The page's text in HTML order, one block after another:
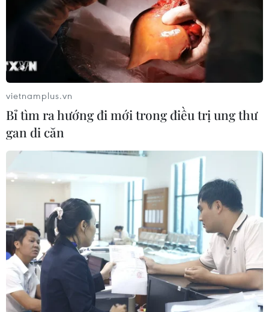
Mỹ không kích hàng
chục mục tiêu quân sự ở
miền Nam Iran với quy
mô cực lớn
Một quan chức Mỹ cho
biết Bộ Tư lệnh Trung tâm
Mỹ (CENTCOM) đã tiến
hành một đợt không kích
dữ dội nhằm vào hàng
chục mục tiêu quân sự ở
miền Nam Iran với quy mô
lớn gấp 2 lần đợt không
kích trước đó.
NGHE
Iran tuyên bố bắn nổ
dàn tiêm kích tàng hình
F-35 của Mỹ tại Jordan
Ngày 30/7, IRGC tuyên bố
phá hủy 3 tiêm kích F-35
trả đũa các đòn không
kích trước đó, trong khi
quân đội Jordan khẳng
định đã đánh chặn thành
công toàn bộ tên lửa.
NGHE
vietnamplus.vn
Bỉ tìm ra hướng đi mới trong điều trị ung thư
gan di căn